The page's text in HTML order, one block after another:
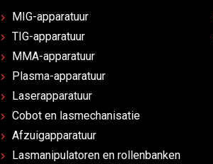
MIG-apparatuur
TIG-apparatuur
MMA-apparatuur
Plasma-apparatuur
Laserapparatuur
Cobot en lasmechanisatie
Afzuigapparatuur
Lasmanipulatoren en rollenbanken